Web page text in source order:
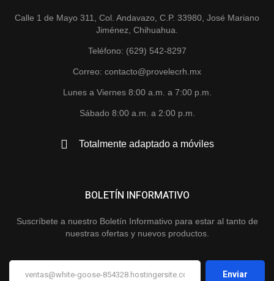
Calle 1 de Mayo 311, Col. Andavazo, C.P. 33980, José Mariano
Jiménez, Chihuahua.
Teléfono: (629) 542-8297
Correo: contacto@provelecrh.mx
Lunes a Viernes 8:00 a.m. a 7:00 p.m.
Sábado 8:00 a.m. a 2:00 p.m.
Totalmente adaptado a móviles
BOLETÍN INFORMATIVO
Suscríbete a nuestro Boletín Informativo para estar al tanto de
nuestras ofertas y nuevos productos.